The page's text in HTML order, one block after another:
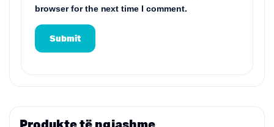
browser for the next time I comment.
Produkte të ngjashme